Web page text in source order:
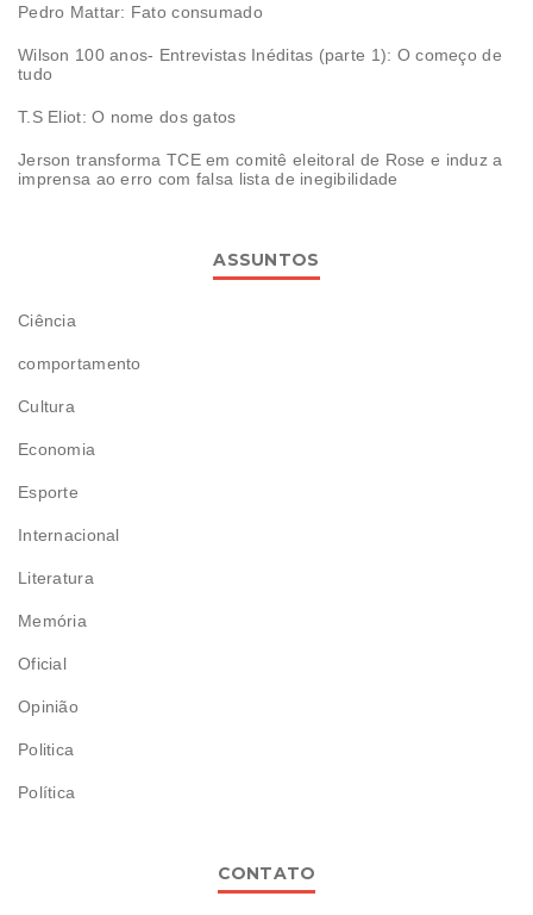
Pedro Mattar: Fato consumado
Wilson 100 anos- Entrevistas Inéditas (parte 1): O começo de
tudo
T.S Eliot: O nome dos gatos
Jerson transforma TCE em comitê eleitoral de Rose e induz a
imprensa ao erro com falsa lista de inegibilidade
ASSUNTOS
Ciência
comportamento
Cultura
Economia
Esporte
Internacional
Literatura
Memória
Oficial
Opinião
Politica
Política
CONTATO